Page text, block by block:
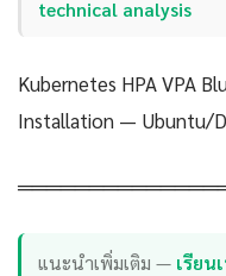
technical analysis
Kubernetes HPA VPA
Installation — Ubuntu/
แนะนำเพิ่มเติม — เรียน